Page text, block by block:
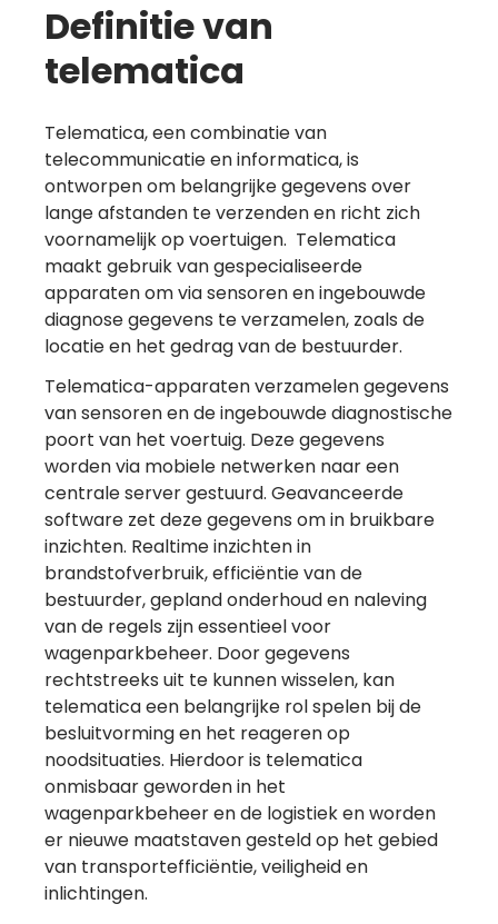
Definitie van
telematica
Telematica, een combinatie van
telecommunicatie en informatica, is
ontworpen om belangrijke gegevens over
lange afstanden te verzenden en richt zich
voornamelijk op voertuigen. Telematica
maakt gebruik van gespecialiseerde
apparaten om via sensoren en ingebouwde
diagnose gegevens te verzamelen, zoals de
locatie en het gedrag van de bestuurder.
Telematica-apparaten verzamelen gegevens
van sensoren en de ingebouwde diagnostische
poort van het voertuig. Deze gegevens
worden via mobiele netwerken naar een
centrale server gestuurd. Geavanceerde
software zet deze gegevens om in bruikbare
inzichten. Realtime inzichten in
brandstofverbruik, efficiëntie van de
bestuurder, gepland onderhoud en naleving
van de regels zijn essentieel voor
wagenparkbeheer. Door gegevens
rechtstreeks uit te kunnen wisselen, kan
telematica een belangrijke rol spelen bij de
besluitvorming en het reageren op
noodsituaties. Hierdoor is telematica
onmisbaar geworden in het
wagenparkbeheer en de logistiek en worden
er nieuwe maatstaven gesteld op het gebied
van transportefficiëntie, veiligheid en
inlichtingen.